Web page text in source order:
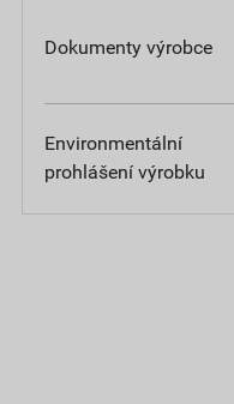
Dokumenty výrobce
Environmentální
prohlášení výrobku